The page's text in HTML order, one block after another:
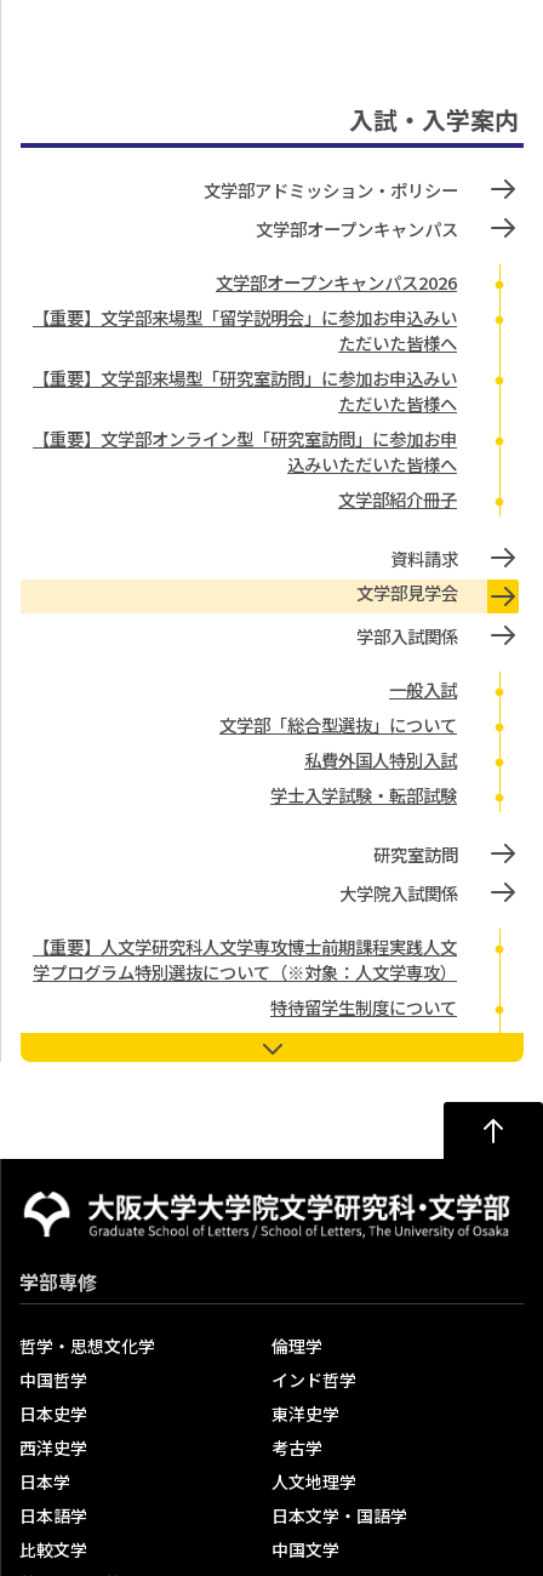
入試・入学案内
文学部アドミッション・ポリシー
文学部オープンキャンパス
文学部オープンキャンパス2026
【重要】文学部来場型「留学説明会」に参加お申込みい
ただいた皆様へ
【重要】文学部来場型「研究室訪問」に参加お申込みい
ただいた皆様へ
【重要】文学部オンライン型「研究室訪問」に参加お申
込みいただいた皆様へ
文学部紹介冊子
資料請求
文学部見学会
学部入試関係
一般入試
文学部「総合型選抜」について
私費外国人特別入試
学士入学試験・転部試験
研究室訪問
大学院入試関係
【重要】人文学研究科人文学専攻博士前期課程実践人文
学プログラム特別選抜について（※対象：人文学専攻）
特待留学生制度について
入学試験の種類（人文学研究科人文学専攻・日本学専攻
基盤日本学コース・芸術学専攻）
入学試験の過去問題
修了生の声
大阪大学入学者選抜における検定料免除について
大学院入試説明会等
科目等履修生試験概要
開講予定科目一覧
私費外国人留学生(研究生)合格者の発表について
学部専修
哲学・思想文化学
倫理学
中国哲学
インド哲学
日本史学
東洋史学
西洋史学
考古学
日本学
人文地理学
日本語学
日本文学・国語学
比較文学
中国文学